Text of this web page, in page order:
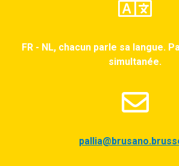
FR - NL, chacun parle sa langue.
simultanée.